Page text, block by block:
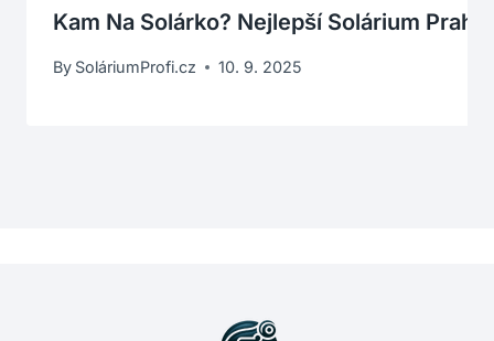
Kam Na Solárko? Nejlepší Solárium
By SoláriumProfi.cz 10. 9. 2025